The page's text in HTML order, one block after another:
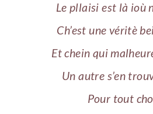
Le pllaisi est là ioù
Ch’est une véritè
Et chein qui
Un autre s’en
Pour tout